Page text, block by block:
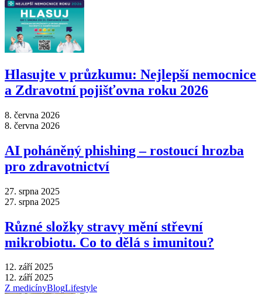
Hlasujte v průzkumu: Nejlepší nemocnice
a Zdravotní pojišťovna roku 2026
8. června 2026
8. června 2026
AI poháněný phishing –⁠ rostoucí hrozba
pro zdravotnictví
27. srpna 2025
27. srpna 2025
Různé složky stravy mění střevní
mikrobiotu. Co to dělá s imunitou?
12. září 2025
12. září 2025
Z medicínyBlogLifestyle